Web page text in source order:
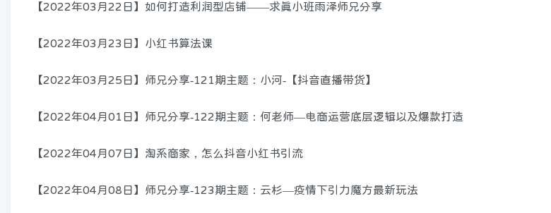
【2022年03月22日】如何打造利润型店铺——求真小班雨泽师兄分享
【2022年03月23日】小红书算法课
【2022年03月25日】师兄分享-121期主题：小河-【抖音直播带货】
【2022年04月01日】师兄分享-122期主题：何老师—电商运营底层逻辑以及爆款打造
【2022年04月07日】淘系商家，怎么抖音小红书引流
【2022年04月08日】师兄分享-123期主题：云杉—疫情下引力魔方最新玩法